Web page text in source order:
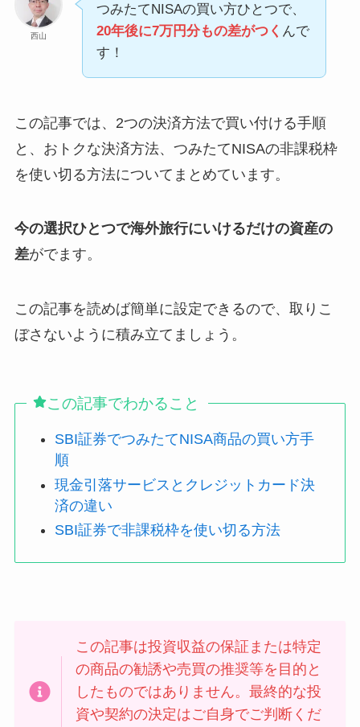
西山
つみたてNISAの買い方ひとつで、
20年後に7万円分もの差がつく んで
す！
この記事では、2つの決済方法で買い付ける手順
と、おトクな決済方法、つみたてNISAの非課税枠
を使い切る方法についてまとめています。
今の選択ひとつで海外旅行にいけるだけの資産の
差がでます。
この記事を読めば簡単に設定できるので、取りこ
ぼさないように積み立てましょう。
この記事でわかること
SBI証券でつみたてNISA商品の買い方手
順
現金引落サービスとクレジットカード決
済の違い
SBI証券で非課税枠を使い切る方法
この記事は投資収益の保証または特定
の商品の勧誘や売買の推奨等を目的と
したものではありません。最終的な投
資や契約の決定はご自身でご判断くだ